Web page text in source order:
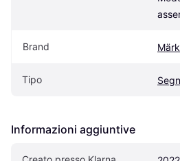
Brand
Tipo
Informazioni aggiuntive